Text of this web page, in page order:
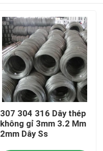
307 304 316 Dây thép
không gỉ 3mm 3.2 Mm
2mm Dây Ss